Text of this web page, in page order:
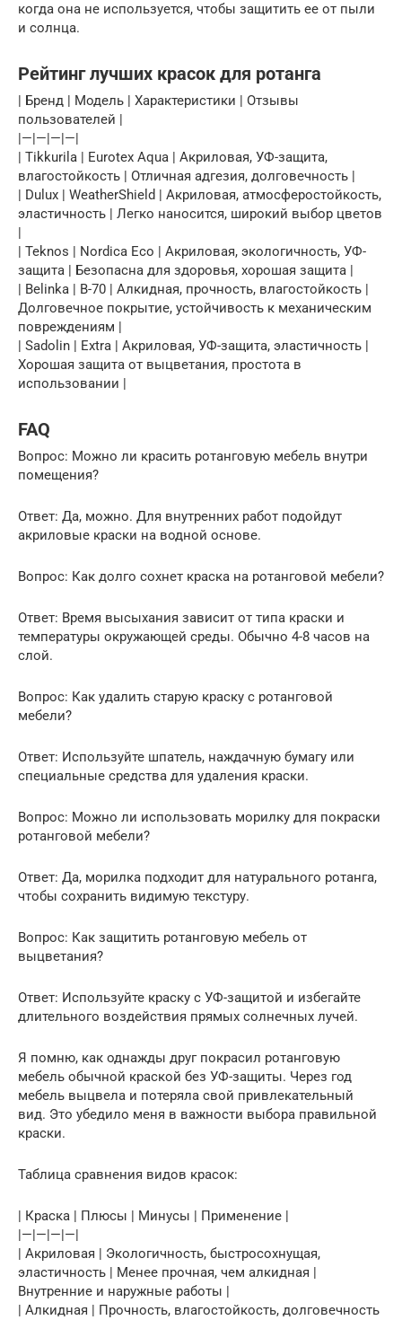
когда она не используется, чтобы защитить ее от пыли
и солнца.
Рейтинг лучших красок для ротанга
| Бренд | Модель | Характеристики | Отзывы
пользователей |
|—|—|—|—|
| Tikkurila | Eurotex Aqua | Акриловая, УФ-защита,
влагостойкость | Отличная адгезия, долговечность |
| Dulux | WeatherShield | Акриловая, атмосферостойкость,
эластичность | Легко наносится, широкий выбор цветов
| Teknos | Nordica Eco | Акриловая, экологичность, УФ-
защита | Безопасна для здоровья, хорошая защита |
| Belinka | B-70 | Алкидная, прочность, влагостойкость |
Долговечное покрытие, устойчивость к механическим
повреждениям |
| Sadolin | Extra | Акриловая, УФ-защита, эластичность |
Хорошая защита от выцветания, простота в
использовании |
FAQ
Вопрос: Можно ли красить ротанговую мебель внутри
помещения?
Ответ: Да, можно. Для внутренних работ подойдут
акриловые краски на водной основе.
Вопрос: Как долго сохнет краска на ротанговой мебели?
Ответ: Время высыхания зависит от типа краски и
температуры окружающей среды. Обычно 4-8 часов на
слой.
Вопрос: Как удалить старую краску с ротанговой
мебели?
Ответ: Используйте шпатель, наждачную бумагу или
специальные средства для удаления краски.
Вопрос: Можно ли использовать морилку для покраски
ротанговой мебели?
Ответ: Да, морилка подходит для натурального ротанга,
чтобы сохранить видимую текстуру.
Вопрос: Как защитить ротанговую мебель от
выцветания?
Ответ: Используйте краску с УФ-защитой и избегайте
длительного воздействия прямых солнечных лучей.
Я помню, как однажды друг покрасил ротанговую
мебель обычной краской без УФ-защиты. Через год
мебель выцвела и потеряла свой привлекательный
вид. Это убедило меня в важности выбора правильной
краски.
Таблица сравнения видов красок:
| Краска | Плюсы | Минусы | Применение |
|—|—|—|—|
| Акриловая | Экологичность, быстросохнущая,
эластичность | Менее прочная, чем алкидная |
Внутренние и наружные работы |
| Алкидная | Прочность, влагостойкость, долговечность